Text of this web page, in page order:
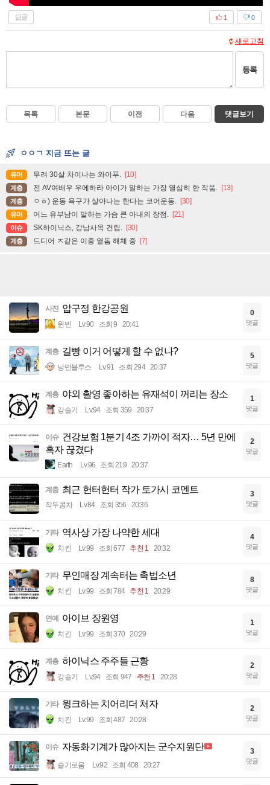
답글 0
1
새로고침
등록
목록 본문 이전 다음 댓글보기
ㅇㅇㄱ 지금 뜨는 글
유머 무려 30살 차이나는 와이푸. [10]
계층 전 AV여배우 우에하라 아이가 말하는 가장 열심히 한 작품. [13]
계층 ㅇㅎ) 운동 욕구가 살아나는 한다는 코어운동. [30]
유머 어느 유부남이 말하는 가슴 큰 아내의 장점. [21]
이슈 SK하이닉스, 강남사옥 건립. [30]
계층 드디어 ㅈ같은 이중 열돔 해체 중 [7]
사진 압구정 한강공원
윈빈 Lv.90 조회 9 20:41
0
댓글
계층 길빵 이거 어떻게 할 수 없나?
낭만블루스 Lv.91 조회 294 20:37
5
댓글
계층 야외 촬영 좋아하는 유재석이 꺼리는 장소
강슬기 Lv.94 조회 359 20:37
1
댓글
이슈 건강보험 1분기 4조 가까이 적자… 5년 만에
흑자 끊겼다
Earth Lv.96 조회 219 20:37
2
댓글
계층 최근 헌터헌터 작가 토가시 코멘트
작두콩차 Lv.84 조회 356 20:36
3
댓글
기타 역사상 가장 나약한 세대
치킨 Lv.99 조회 677 추천 1 20:32
4
댓글
기타 무인매장 계속터는 촉법소년
치킨 Lv.99 조회 784 추천 1 20:29
8
댓글
연예 아이브 장원영
치킨 Lv.99 조회 370 20:29
1
댓글
계층 하이닉스 주주들 근황
강슬기 Lv.94 조회 947 추천 1 20:28
2
댓글
기타 윙크하는 치어리더 처자
치킨 Lv.99 조회 487 20:28
2
댓글
이슈 자동화기계가 많아지는 군수지원단
슬기로움 Lv.92 조회 408 20:27
3
댓글